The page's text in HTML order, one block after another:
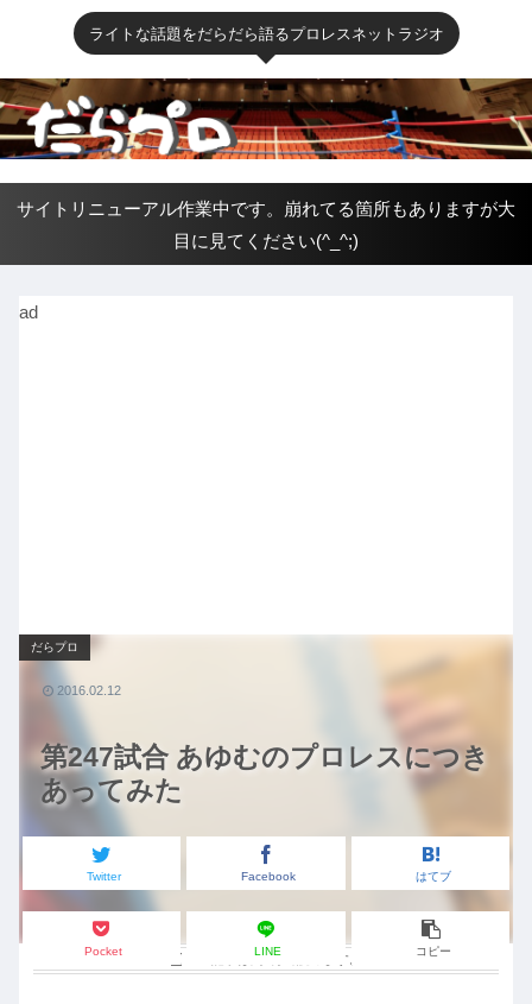
ライトな話題をだらだら語るプロレスネットラジオ
サイトリニューアル作業中です。崩れてる箇所もありますが大
目に見てください(^_^;)
ad
第247試合 あゆむのプロレスにつき
あってみた
だらプロ
Twitter Facebook はてブ
Pocket LINE コピー
2016.02.12
この記事は 約2分 で読めます。